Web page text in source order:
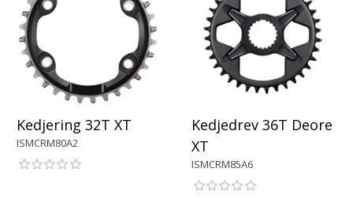
Kedjering 32T XT
ISMCRM80A2
Kedjedrev 36T Deore
XT
ISMCRM85A6